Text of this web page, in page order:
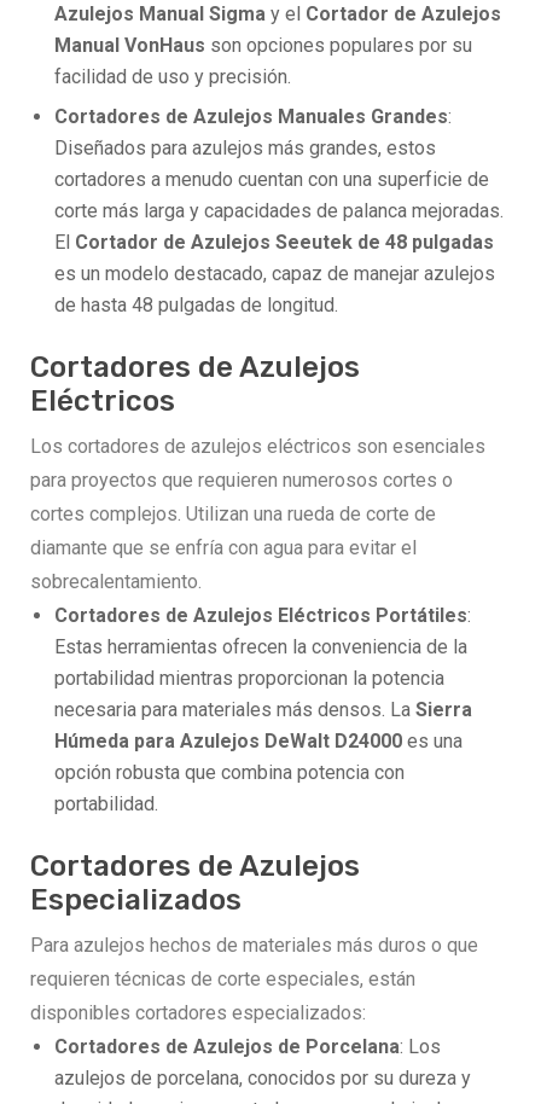
Azulejos Manual Sigma y el Cortador de Azulejos
Manual VonHaus son opciones populares por su
facilidad de uso y precisión.
Cortadores de Azulejos Manuales Grandes:
Diseñados para azulejos más grandes, estos
cortadores a menudo cuentan con una superficie de
corte más larga y capacidades de palanca mejoradas.
El Cortador de Azulejos Seeutek de 48 pulgadas
es un modelo destacado, capaz de manejar azulejos
de hasta 48 pulgadas de longitud.
Cortadores de Azulejos
Eléctricos
Los cortadores de azulejos eléctricos son esenciales
para proyectos que requieren numerosos cortes o
cortes complejos. Utilizan una rueda de corte de
diamante que se enfría con agua para evitar el
sobrecalentamiento.
Cortadores de Azulejos Eléctricos Portátiles:
Estas herramientas ofrecen la conveniencia de la
portabilidad mientras proporcionan la potencia
necesaria para materiales más densos. La Sierra
Húmeda para Azulejos DeWalt D24000 es una
opción robusta que combina potencia con
portabilidad.
Cortadores de Azulejos
Especializados
Para azulejos hechos de materiales más duros o que
requieren técnicas de corte especiales, están
disponibles cortadores especializados:
Cortadores de Azulejos de Porcelana: Los
azulejos de porcelana, conocidos por su dureza y